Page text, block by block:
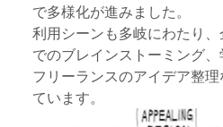
で多様化が進みました。
利用シーンも多岐にわたり
でのブレインストーミング、
フリーランスのアイデア整
ています。